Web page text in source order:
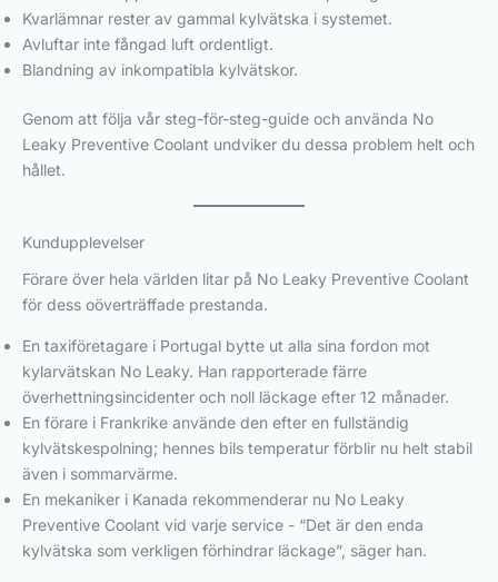
Kvarlämnar rester av gammal kylvätska i systemet.
Avluftar inte fångad luft ordentligt.
Blandning av inkompatibla kylvätskor.
Genom att följa vår steg-för-steg-guide och använda No
Leaky Preventive Coolant undviker du dessa problem helt och
hållet.
Kundupplevelser
Förare över hela världen litar på No Leaky Preventive Coolant
för dess oöverträffade prestanda.
En taxiföretagare i Portugal bytte ut alla sina fordon mot
kylarvätskan No Leaky. Han rapporterade färre
överhettningsincidenter och noll läckage efter 12 månader.
En förare i Frankrike använde den efter en fullständig
kylvätskespolning; hennes bils temperatur förblir nu helt stabil
även i sommarvärme.
En mekaniker i Kanada rekommenderar nu No Leaky
Preventive Coolant vid varje service - “Det är den enda
kylvätska som verkligen förhindrar läckage”, säger han.